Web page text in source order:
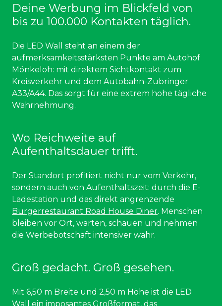
Deine Werbung im Blickfeld von
bis zu 100.000 Kontakten täglich.
Die LED Wall steht an einem der
aufmerksamkeitsstärksten Punkte am Autohof
Mönkeloh: mit direktem Sichtkontakt zum
Kreisverkehr und dem Autobahn-Zubringer
A33/A44. Das sorgt für eine extrem hohe tägliche
Wahrnehmung.
Wo Reichweite auf
Aufenthaltsdauer trifft.
Der Standort profitiert nicht nur vom Verkehr,
sondern auch von Aufenthaltszeit: durch die E-
Ladestation und das direkt angrenzende
Burgerrestaurant Road House Diner. Menschen
bleiben vor Ort, warten, schauen und nehmen
die Werbebotschaft intensiver wahr.
Groß gedacht. Groß gesehen.
Mit 6,50 m Breite und 2,50 m Höhe ist die LED
Wall ein imposantes Großformat, das